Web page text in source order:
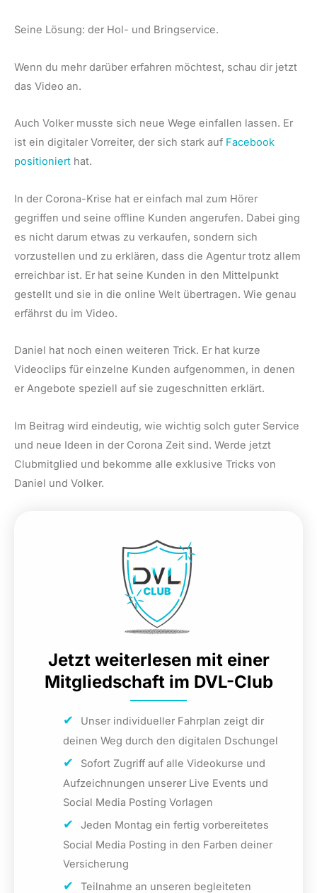
Seine Lösung: der Hol- und Bringservice.
Wenn du mehr darüber erfahren möchtest, schau dir jetzt
das Video an.
Auch Volker musste sich neue Wege einfallen lassen. Er
ist ein digitaler Vorreiter, der sich stark auf Facebook
positioniert hat.
In der Corona-Krise hat er einfach mal zum Hörer
gegriffen und seine offline Kunden angerufen. Dabei ging
es nicht darum etwas zu verkaufen, sondern sich
vorzustellen und zu erklären, dass die Agentur trotz allem
erreichbar ist. Er hat seine Kunden in den Mittelpunkt
gestellt und sie in die online Welt übertragen. Wie genau
erfährst du im Video.
Daniel hat noch einen weiteren Trick. Er hat kurze
Videoclips für einzelne Kunden aufgenommen, in denen
er Angebote speziell auf sie zugeschnitten erklärt.
Im Beitrag wird eindeutig, wie wichtig solch guter Service
und neue Ideen in der Corona Zeit sind. Werde jetzt
Clubmitglied und bekomme alle exklusive Tricks von
Daniel und Volker.
Jetzt weiterlesen mit einer
Mitgliedschaft im DVL-Club
Unser individueller Fahrplan zeigt dir
deinen Weg durch den digitalen Dschungel
Sofort Zugriff auf alle Videokurse und
Aufzeichnungen unserer Live Events und
Social Media Posting Vorlagen
Jeden Montag ein fertig vorbereitetes
Social Media Posting in den Farben deiner
Versicherung
Teilnahme an unseren begleiteten